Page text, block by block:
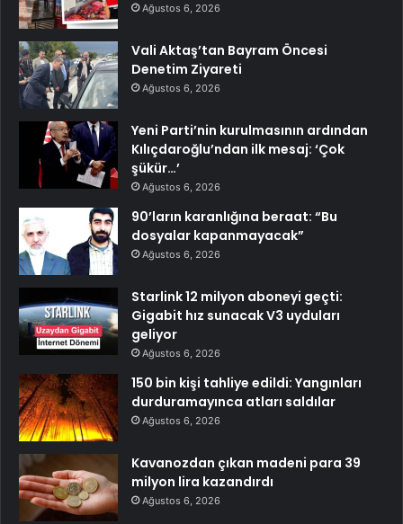
Ağustos 6, 2026
Vali Aktaş’tan Bayram Öncesi
Denetim Ziyareti
Ağustos 6, 2026
Yeni Parti’nin kurulmasının ardından
Kılıçdaroğlu’ndan ilk mesaj: ‘Çok
şükür…’
Ağustos 6, 2026
90’ların karanlığına beraat: “Bu
dosyalar kapanmayacak”
Ağustos 6, 2026
Starlink 12 milyon aboneyi geçti:
Gigabit hız sunacak V3 uyduları
geliyor
Ağustos 6, 2026
150 bin kişi tahliye edildi: Yangınları
durduramayınca atları saldılar
Ağustos 6, 2026
Kavanozdan çıkan madeni para 39
milyon lira kazandırdı
Ağustos 6, 2026